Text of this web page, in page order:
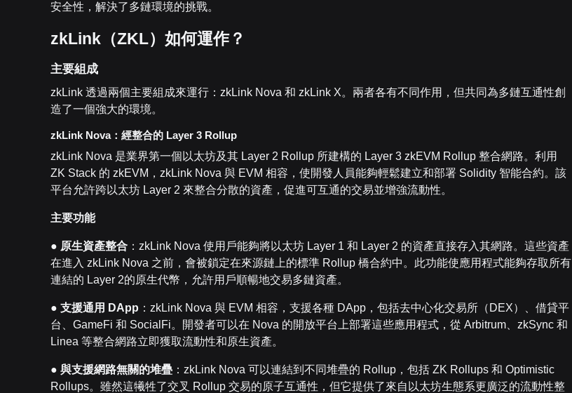
安全性，解決了多鏈環境的挑戰。
zkLink （ZKL）如何運作？
主要組成
zkLink 透過兩個主要組成來運行：zkLink Nova 和 zkLink X。兩者各有不同作用，但共同為多鏈互通性創
造了一個強大的環境。
zkLink Nova：經整合的 Layer 3 Rollup
zkLink Nova 是業界第一個以太坊及其 Layer 2 Rollup 所建構的 Layer 3 zkEVM Rollup 整合網路。利用
ZK Stack 的 zkEVM，zkLink Nova 與 EVM 相容，使開發人員能夠輕鬆建立和部署 Solidity 智能合約。該
平台允許跨以太坊 Layer 2 來整合分散的資產，促進可互通的交易並增強流動性。
主要功能
● 原生資產整合 ：zkLink Nova 使用戶能夠將以太坊 Layer 1 和 Layer 2 的資產直接存入其網路。這些資產
在進入 zkLink Nova 之前，會被鎖定在來源鏈上的標準 Rollup 橋合約中。此功能使應用程式能夠存取所有
連結的 Layer 2的原生代幣，允許用戶順暢地交易多鏈資產。
● 支援通用 DApp ：zkLink Nova 與 EVM 相容，支援各種 DApp，包括去中心化交易所（DEX）、借貸平
台、GameFi 和 SocialFi。開發者可以在 Nova 的開放平台上部署這些應用程式，從 Arbitrum、zkSync 和
Linea 等整合網路立即獲取流動性和原生資產。
● 與支援網路無關的堆疊 ：zkLink Nova 可以連結到不同堆疊的 Rollup，包括 ZK Rollups 和 Optimistic
Rollups。雖然這犧牲了交叉 Rollup 交易的原子互通性，但它提供了來自以太坊生態系更廣泛的流動性整